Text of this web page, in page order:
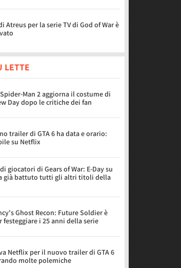
Atreus per la serie TV di God of War è
LETTE
Man 2 aggiorna il costume di
Day dopo le critiche dei fan
trailer di GTA 6 ha data e orario:
su Netflix
giocatori di Gears of War: E-Day su
già battuto tutti gli altri titoli della
Ghost Recon: Future Soldier è
festeggiare i 25 anni della serie
Netflix per il nuovo trailer di GTA 6
molte polemiche